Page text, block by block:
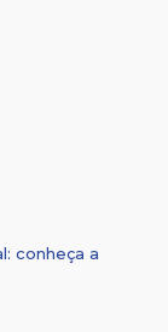
conheça a